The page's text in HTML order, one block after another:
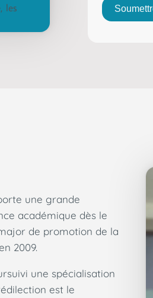
les
une grande
académique dès le
de promotion de la
2009.
une spécialisation
est le